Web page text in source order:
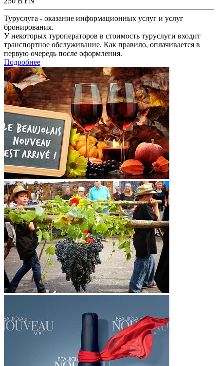
Туруслуга - оказание информационных услуг и услуг
бронирования.
У некоторых туроператоров в стоимость туруслуги входит
транспортное обслуживание. Как правило, оплачивается в
первую очередь после оформления.
Подробнее